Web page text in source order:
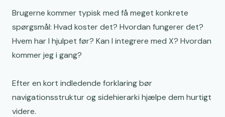
Brugerne kommer typisk med få meget konkrete
spørgsmål: Hvad koster det? Hvordan fungerer det?
Hvem har I hjulpet før? Kan I integrere med X? Hvordan
kommer jeg i gang?
Efter en kort indledende forklaring bør
navigationsstruktur og sidehierarki hjælpe dem hurtigt
videre.